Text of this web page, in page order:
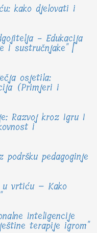
kako djelovati i
- Edukacija
i sustručnjake" |
osjetila:
(Primjeri i
Razvoj kroz igru i
i
podršku pedagoginje
u vrtiću – Kako
inteligencije
terapije igrom"